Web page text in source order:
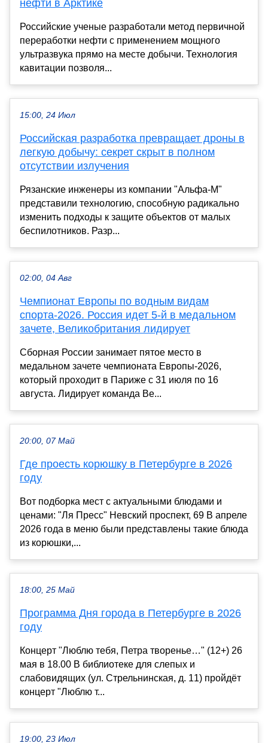
нефти в Арктике
Российские ученые разработали метод первичной
переработки нефти с применением мощного
ультразвука прямо на месте добычи. Технология
кавитации позволя...
15:00, 24 Июл
Российская разработка превращает дроны в
легкую добычу: секрет скрыт в полном
отсутствии излучения
Рязанские инженеры из компании "Альфа-М"
представили технологию, способную радикально
изменить подходы к защите объектов от малых
беспилотников. Разр...
02:00, 04 Авг
Чемпионат Европы по водным видам
спорта-2026. Россия идет 5-й в медальном
зачете, Великобритания лидирует
Сборная России занимает пятое место в
медальном зачете чемпионата Европы-2026,
который проходит в Париже с 31 июля по 16
августа. Лидирует команда Ве...
20:00, 07 Май
Где проесть корюшку в Петербурге в 2026
году
Вот подборка мест с актуальными блюдами и
ценами: "Ля Пресс" Невский проспект, 69 В апреле
2026 года в меню были представлены такие блюда
из корюшки,...
18:00, 25 Май
Программа Дня города в Петербурге в 2026
году
Концерт "Люблю тебя, Петра творенье…" (12+) 26
мая в 18.00 В библиотеке для слепых и
слабовидящих (ул. Стрельнинская, д. 11) пройдёт
концерт "Люблю т...
19:00, 23 Июл